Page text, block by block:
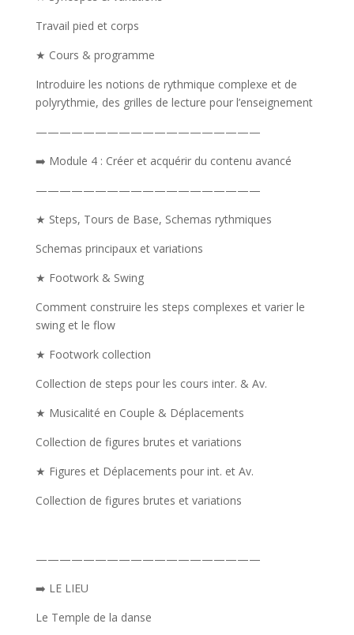
Travail pied et corps
★ Cours & programme
Introduire les notions de rythmique complexe et de
polyrythmie, des grilles de lecture pour l’enseignement
———————————————————
➡️ Module 4 : Créer et acquérir du contenu avancé
———————————————————
★ Steps, Tours de Base, Schemas rythmiques
Schemas principaux et variations
★ Footwork & Swing
Comment construire les steps complexes et varier le
swing et le flow
★ Footwork collection
Collection de steps pour les cours inter. & Av.
★ Musicalité en Couple & Déplacements
Collection de figures brutes et variations
★ Figures et Déplacements pour int. et Av.
Collection de figures brutes et variations
———————————————————
➡️ LE LIEU
Le Temple de la danse